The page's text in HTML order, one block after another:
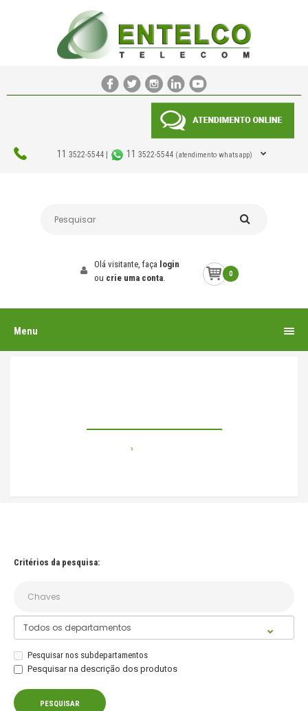
11 3522-5544 | 11 3522-5544 (atendimento whatsapp)
0
Olá visitante, faça login
ou crie uma conta.
Menu
Critérios da pesquisa:
Pesquisar nos subdepartamentos
Pesquisar na descrição dos produtos